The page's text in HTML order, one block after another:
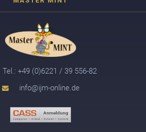
Tel.: +49 (0)6221 / 39 556-82
info@ijm-online.de